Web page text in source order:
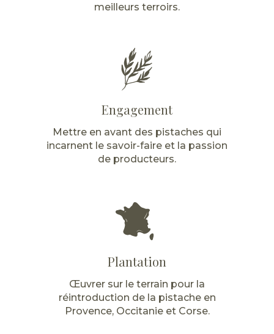
meilleurs terroirs.
Engagement
Mettre en avant des pistaches qui
incarnent le savoir-faire et la passion
de producteurs.
Plantation
Œuvrer sur le terrain pour la
réintroduction de la pistache en
Provence, Occitanie et Corse.